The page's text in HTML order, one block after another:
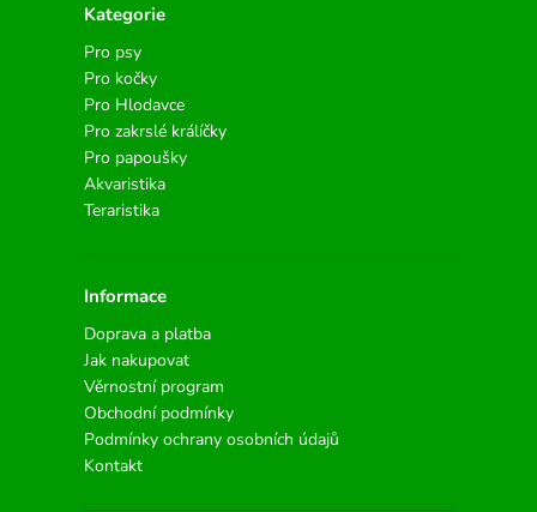
Kategorie
Pro psy
Pro kočky
Pro Hlodavce
Pro zakrslé králíčky
Pro papoušky
Akvaristika
Teraristika
Informace
Doprava a platba
Jak nakupovat
Věrnostní program
Obchodní podmínky
Podmínky ochrany osobních údajů
Kontakt